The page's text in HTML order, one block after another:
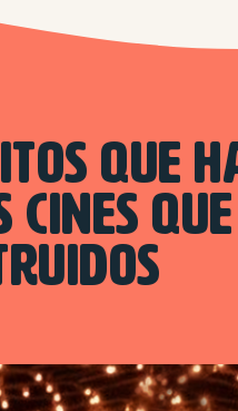
QUE
CINES